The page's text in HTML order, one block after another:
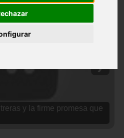
y la firme promesa que